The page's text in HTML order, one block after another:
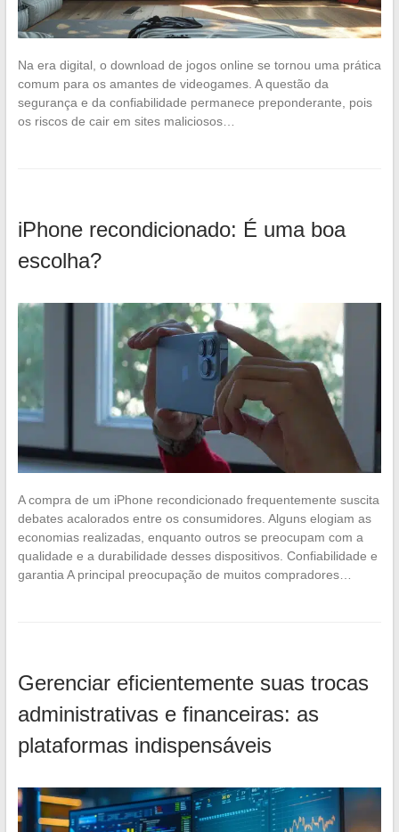
Na era digital, o download de jogos online se tornou uma prática
comum para os amantes de videogames. A questão da
segurança e da confiabilidade permanece preponderante, pois
os riscos de cair em sites maliciosos…
iPhone recondicionado: É uma boa
escolha?
A compra de um iPhone recondicionado frequentemente suscita
debates acalorados entre os consumidores. Alguns elogiam as
economias realizadas, enquanto outros se preocupam com a
qualidade e a durabilidade desses dispositivos. Confiabilidade e
garantia A principal preocupação de muitos compradores…
Gerenciar eficientemente suas trocas
administrativas e financeiras: as
plataformas indispensáveis